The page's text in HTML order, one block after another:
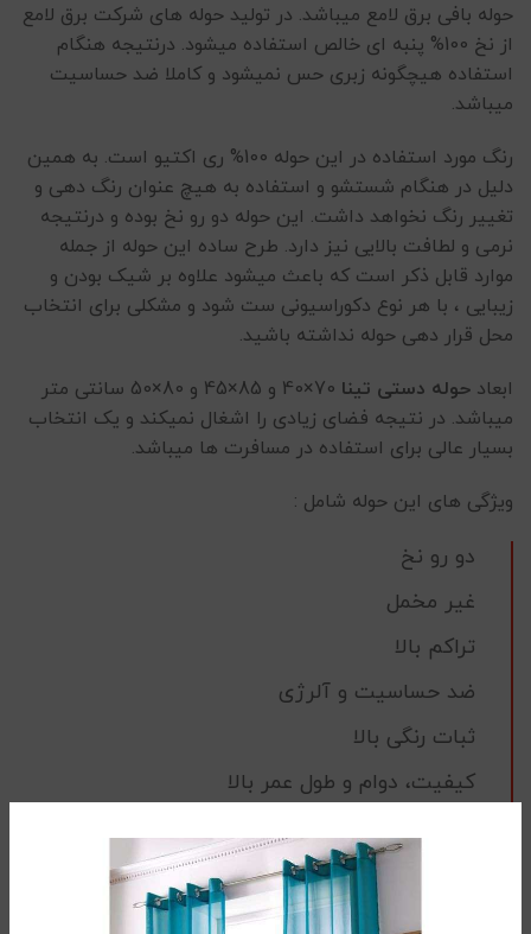
حوله بافی برق لامع میباشد. در تولید حوله های شرکت برق لامع
از نخ 100% پنبه ای خالص استفاده میشود. درنتیجه هنگام
استفاده هیچگونه زبری حس نمیشود و کاملا ضد حساسیت
میباشد.
رنگ مورد استفاده در این حوله 100% ری اکتیو است. به همین
دلیل در هنگام شستشو و استفاده به هیچ عنوان رنگ دهی و
تغییر رنگ نخواهد داشت. این حوله دو رو نخ بوده و درنتیجه
نرمی و لطافت بالایی نیز دارد. طرح ساده این حوله از جمله
موارد قابل ذکر است که باعث میشود علاوه بر شیک بودن و
زیبایی ، با هر نوع دکوراسیونی ست شود و مشکلی برای انتخاب
محل قرار دهی حوله نداشته باشید.
ابعاد حوله دستی تینا
70×40 و 85×45 و 80×50 سانتی متر
میباشد. در نتیجه فضای زیادی را اشغال نمیکند و یک انتخاب
بسیار عالی برای استفاده در مسافرت ها میباشد.
ویژگی های این حوله شامل :
دو رو نخ
غیر مخمل
تراکم بالا
ضد حساسیت و آلرژی
ثبات رنگی بالا
کیفیت، دوام و طول عمر بالا
طرح ساده و شیک
دارای رنگبندی